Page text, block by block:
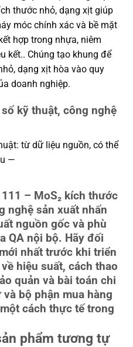
thước nhỏ, dạng xịt giúp
móc chính xác và bề mặt
hợp trong nhựa, niêm
kết.. Chúng tạo khung để
dạng xịt hòa vào quy
doanh nghiệp.
kỹ thuật, công nghệ
từ dữ liệu nguồn, có thể
—
– MoS₂ kích thước
nghệ sản xuất nhấn
nguồn gốc và phù
QA nội bộ. Hãy đối
nhất trước khi triển
hiệu suất, cách thao
quản và bài toán chi
bộ phận mua hàng
cách thực tế trong
phẩm tương tự